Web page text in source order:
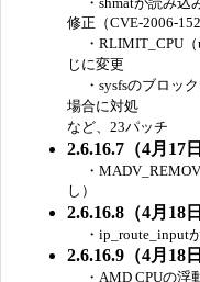
修正（CVE-2006-
・RLIMIT_CPU（
じに変更
・sysfsのブロッ
場合に対処
など、23パッチ
2.6.16.7（4月17日
・
し）
2.6.16.8（4月18日
・ip_route_inputが
2.6.16.9（4月18日
・AMD CPUの浮